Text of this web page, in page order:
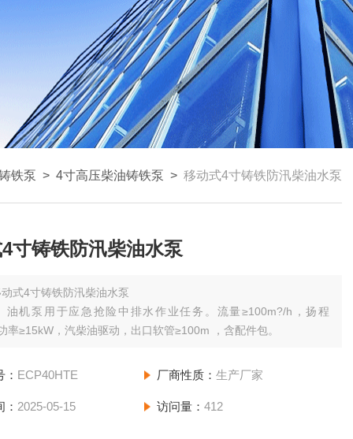
铁泵 > 4寸高压柴油铸铁泵 > 移动式4寸铸铁防汛柴油水泵
寸铸铁防汛柴油水泵
式4寸铸铁防汛柴油水泵
油机泵用于应急抢险中排水作业任务。流量≥100m?/h，扬程
率≥15kW，汽柴油驱动，出口软管≥100m ，含配件包。
ECP40HTE 厂商性质： 生产厂家
2025-05-15 访问量： 412